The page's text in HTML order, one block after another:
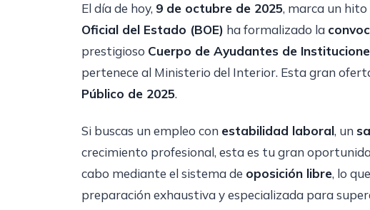
El día de hoy, 9 de octubre de 2025, marca un
Oficial del Estado (BOE) ha formalizado la
prestigioso Cuerpo de Ayudantes de
pertenece al Ministerio del Interior. Esta gran
Público de 2025.
Si buscas un empleo con estabilidad laboral, un
crecimiento profesional, esta es tu gran
cabo mediante el sistema de oposición libre, lo
preparación exhaustiva y especializada para